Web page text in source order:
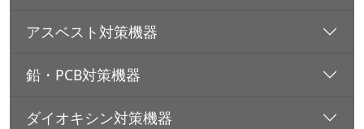
アスベスト対策機器
鉛・PCB対策機器
ダイオキシン対策機器